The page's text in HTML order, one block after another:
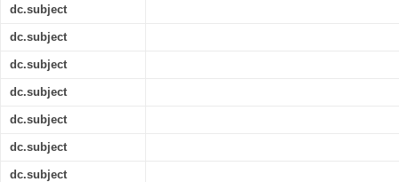
dc.subject
dc.subject
dc.subject
dc.subject
dc.subject
dc.subject
dc.subject